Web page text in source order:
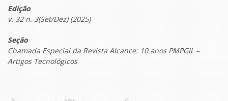
Edição
v. 32 n. 3(Set/Dez) (2025)
Seção
Chamada Especial da Revista Alcance: 10 anos PMPGIL –
Artigos Tecnológicos